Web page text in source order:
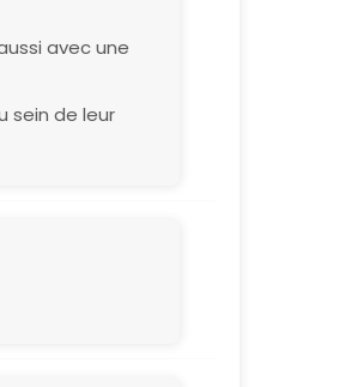
avec une
sein de leur